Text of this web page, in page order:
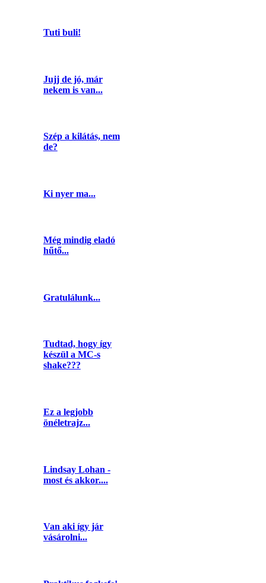
Tuti buli!
Jujj de jó, már
nekem is van...
Szép a kilátás, nem
de?
Ki nyer ma...
Még mindig eladó
hűtő...
Gratulálunk...
Tudtad, hogy így
készül a MC-s
shake???
Ez a legjobb
önéletrajz...
Lindsay Lohan -
most és akkor....
Van aki így jár
vásárolni...